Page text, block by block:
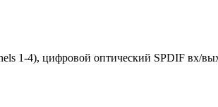
1-4), цифровой оптический SPDIF вх/